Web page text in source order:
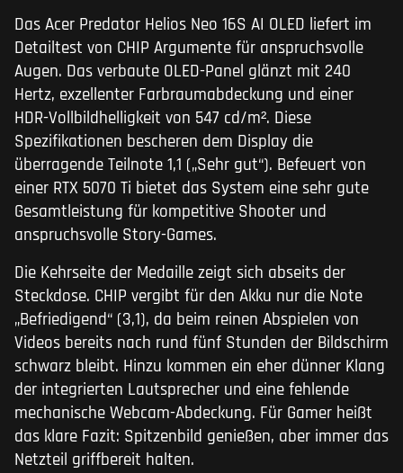
Das Acer Predator Helios Neo 16S AI OLED liefert im
Detailtest von CHIP Argumente für anspruchsvolle
Augen. Das verbaute OLED-Panel glänzt mit 240
Hertz, exzellenter Farbraumabdeckung und einer
HDR-Vollbildhelligkeit von 547 cd/m². Diese
Spezifikationen bescheren dem Display die
überragende Teilnote 1,1 („Sehr gut“). Befeuert von
einer RTX 5070 Ti bietet das System eine sehr gute
Gesamtleistung für kompetitive Shooter und
anspruchsvolle Story-Games.
Die Kehrseite der Medaille zeigt sich abseits der
Steckdose. CHIP vergibt für den Akku nur die Note
„Befriedigend“ (3,1), da beim reinen Abspielen von
Videos bereits nach rund fünf Stunden der Bildschirm
schwarz bleibt. Hinzu kommen ein eher dünner Klang
der integrierten Lautsprecher und eine fehlende
mechanische Webcam-Abdeckung. Für Gamer heißt
das klare Fazit: Spitzenbild genießen, aber immer das
Netzteil griffbereit halten.